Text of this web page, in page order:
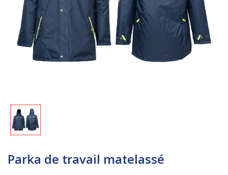
Parka de travail matelassé